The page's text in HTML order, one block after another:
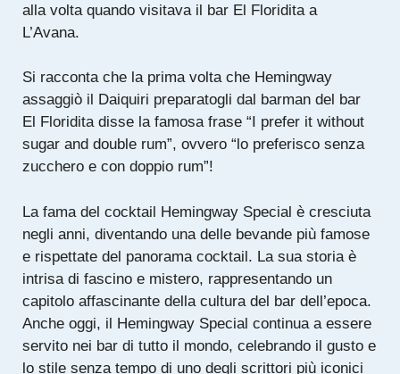
alla volta quando visitava il bar El Floridita a
L’Avana.
Si racconta che la prima volta che Hemingway
assaggiò il Daiquiri preparatogli dal barman del bar
El Floridita disse la famosa frase “I prefer it without
sugar and double rum”, ovvero “lo preferisco senza
zucchero e con doppio rum”!
La fama del cocktail Hemingway Special è cresciuta
negli anni, diventando una delle bevande più famose
e rispettate del panorama cocktail. La sua storia è
intrisa di fascino e mistero, rappresentando un
capitolo affascinante della cultura del bar dell’epoca.
Anche oggi, il Hemingway Special continua a essere
servito nei bar di tutto il mondo, celebrando il gusto e
lo stile senza tempo di uno degli scrittori più iconici